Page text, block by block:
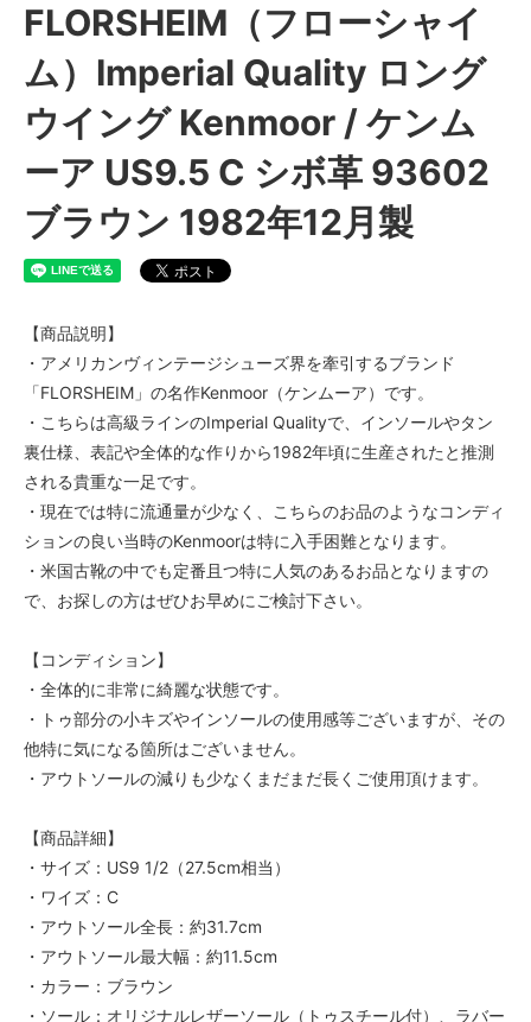
FLORSHEIM（フローシャイ
ム）Imperial Quality ロング
ウイング Kenmoor / ケンム
ーア US9.5 C シボ革 93602
ブラウン 1982年12月製
【商品説明】
・アメリカンヴィンテージシューズ界を牽引するブランド
「FLORSHEIM」の名作Kenmoor（ケンムーア）です。
・こちらは高級ラインのImperial Qualityで、インソールやタン
裏仕様、表記や全体的な作りから1982年頃に生産されたと推測
される貴重な一足です。
・現在では特に流通量が少なく、こちらのお品のようなコンディ
ションの良い当時のKenmoorは特に入手困難となります。
・米国古靴の中でも定番且つ特に人気のあるお品となりますの
で、お探しの方はぜひお早めにご検討下さい。
【コンディション】
・全体的に非常に綺麗な状態です。
・トゥ部分の小キズやインソールの使用感等ございますが、その
他特に気になる箇所はございません。
・アウトソールの減りも少なくまだまだ長くご使用頂けます。
【商品詳細】
・サイズ：US9 1/2（27.5cm相当）
・ワイズ：C
・アウトソール全長：約31.7cm
・アウトソール最大幅：約11.5cm
・カラー：ブラウン
・ソール：オリジナルレザーソール（トゥスチール付）、ラバー